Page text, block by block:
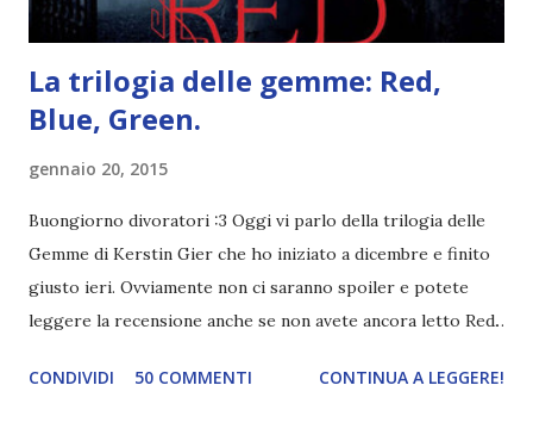
La trilogia delle gemme: Red,
Blue, Green.
gennaio 20, 2015
Buongiorno divoratori :3 Oggi vi parlo della trilogia delle
Gemme di Kerstin Gier che ho iniziato a dicembre e finito
giusto ieri. Ovviamente non ci saranno spoiler e potete
leggere la recensione anche se non avete ancora letto Red.
Green sono state delle letture molto piacevoli ma non
CONDIVIDI 50 COMMENTI CONTINUA A LEGGERE!